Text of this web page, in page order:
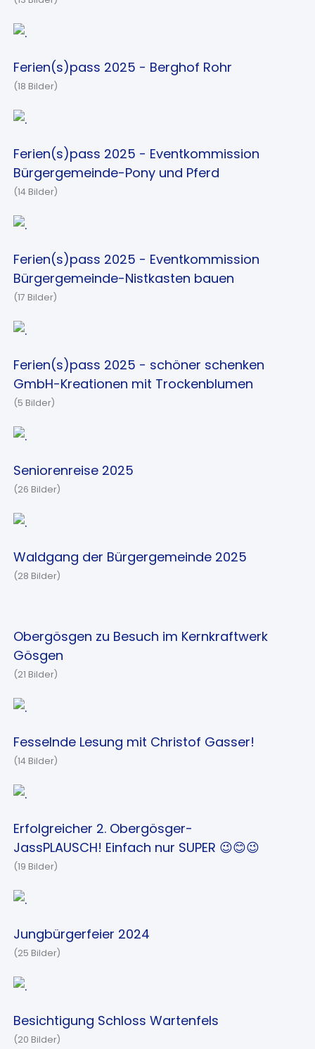
Ferien(s)pass 2025 - Berghof Rohr
(18 Bilder)
Ferien(s)pass 2025 - Eventkommission
Bürgergemeinde-Pony und Pferd
(14 Bilder)
Ferien(s)pass 2025 - Eventkommission
Bürgergemeinde-Nistkasten bauen
(17 Bilder)
Ferien(s)pass 2025 - schöner schenken
GmbH-Kreationen mit Trockenblumen
(5 Bilder)
Seniorenreise 2025
(26 Bilder)
Waldgang der Bürgergemeinde 2025
(28 Bilder)
Obergösgen zu Besuch im Kernkraftwerk
Gösgen
(21 Bilder)
Fesselnde Lesung mit Christof Gasser!
(14 Bilder)
Erfolgreicher 2. Obergösger-
JassPLAUSCH! Einfach nur SUPER 😉😊😉
(19 Bilder)
Jungbürgerfeier 2024
(25 Bilder)
Besichtigung Schloss Wartenfels
(20 Bilder)